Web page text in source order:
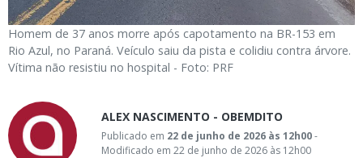
Homem de 37 anos morre após capotamento na BR-153 em
Rio Azul, no Paraná. Veículo saiu da pista e colidiu contra árvore.
Vítima não resistiu no hospital - Foto: PRF
ALEX NASCIMENTO - OBEMDITO
Publicado em 22 de junho de 2026 às 12h00-
Modificado em 22 de junho de 2026 às 12h00